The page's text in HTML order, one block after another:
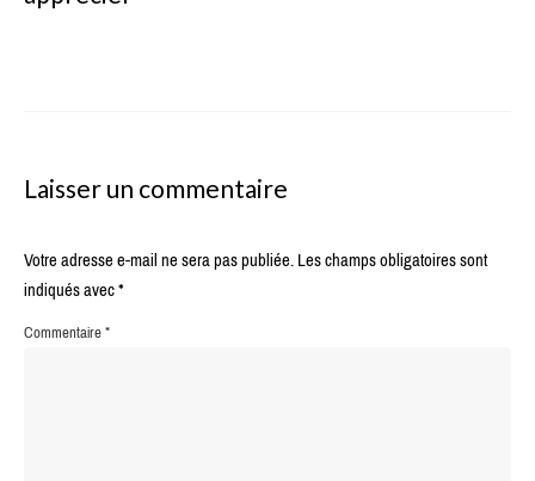
Laisser un commentaire
Votre adresse e-mail ne sera pas publiée.Les champs obligatoires sont
indiqués avec*
Commentaire*